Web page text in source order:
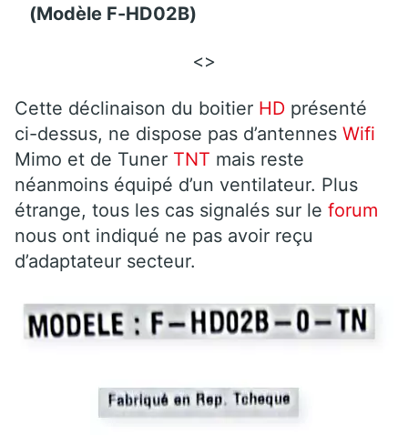
(Modèle F-HD02B)
<>
Cette déclinaison du boitier HD présenté
ci-dessus, ne dispose pas d’antennes Wifi
Mimo et de Tuner TNT mais reste
néanmoins équipé d’un ventilateur. Plus
étrange, tous les cas signalés sur le forum
nous ont indiqué ne pas avoir reçu
d’adaptateur secteur.